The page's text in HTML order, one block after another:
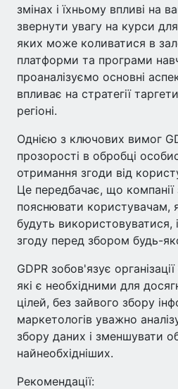
змінах і їхньому впливі на
звернути увагу на курси для
яких може коливатися в
платформи та програми
проаналізуємо основні
впливає на стратегії
регіоні.
Однією з ключових вимог
прозорості в обробці
отримання згоди від
Це передбачає, що компанії
пояснювати користувачам,
будуть використовуватися,
згоду перед збором будь-
GDPR зобов'язує
які є необхідними для
цілей, без зайвого збору
маркетологів уважно
збору даних і зменшувати
найнеобхідніших.
Рекомендації: